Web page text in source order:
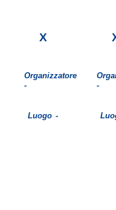
X
Organizzatore
-
Luogo -
-